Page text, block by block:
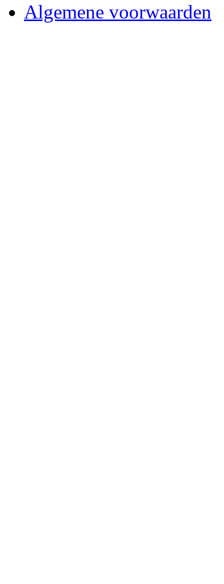
Algemene voorwaarden